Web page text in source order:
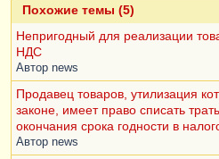
Похожие темы (5)
Непригодный для реализации
НДС
Автор news
Продавец товаров, утилизация
законе, имеет право списать
окончания срока годности в
Автор news